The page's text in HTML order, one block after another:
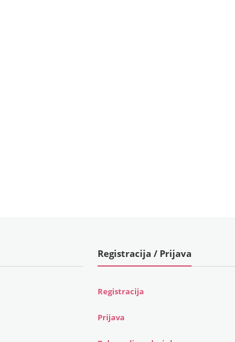
Registracija / Prijava
Registracija
Prijava